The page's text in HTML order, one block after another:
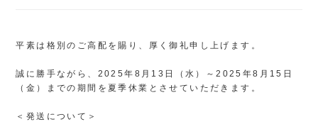
平素は格別のご高配を賜り、厚く御礼申し上げます。
誠に勝手ながら、2025年8月13日（水）～2025年8月15日
（金）までの期間を夏季休業とさせていただきます。
＜発送について＞